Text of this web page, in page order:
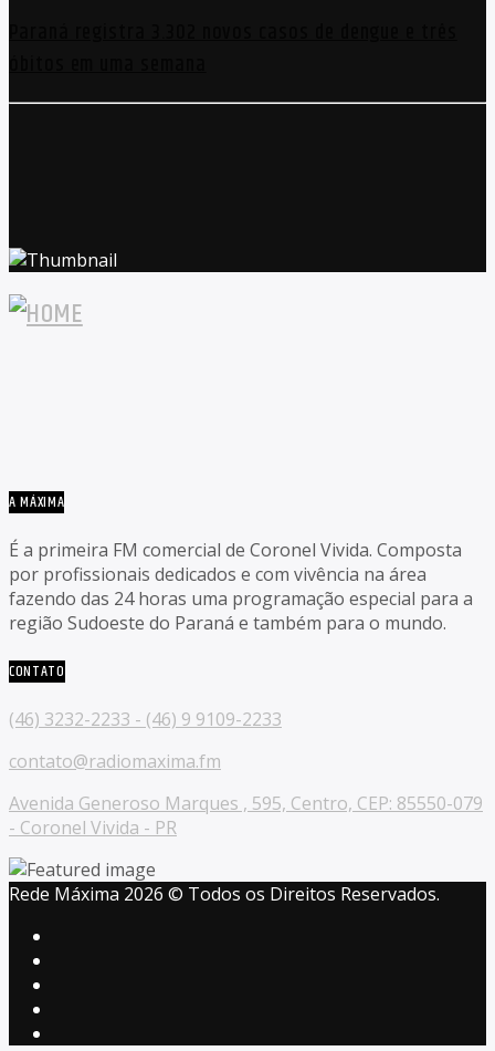
A MÁXIMA
É a primeira FM comercial de Coronel Vivida. Composta
por profissionais dedicados e com vivência na área
fazendo das 24 horas uma programação especial para a
região Sudoeste do Paraná e também para o mundo.
CONTATO
(46) 3232-2233 - (46) 9 9109-2233
contato@radiomaxima.fm
Avenida Generoso Marques , 595, Centro, CEP: 85550-079
- Coronel Vivida - PR
Rede Máxima 2026 © Todos os Direitos Reservados.